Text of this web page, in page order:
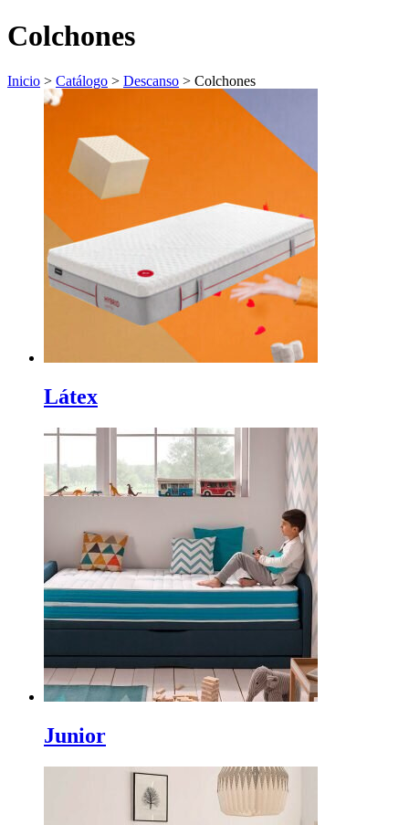
Colchones
Inicio > Catálogo > Descanso > Colchones
Látex
Junior